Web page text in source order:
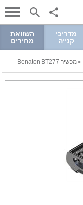
מדריכי
קנייה
השוואת
מחירים
>מכשיר Benaton BT277